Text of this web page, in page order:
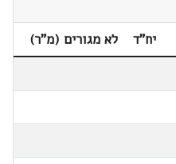
יח"ד
לא מגורים (מ"ר)